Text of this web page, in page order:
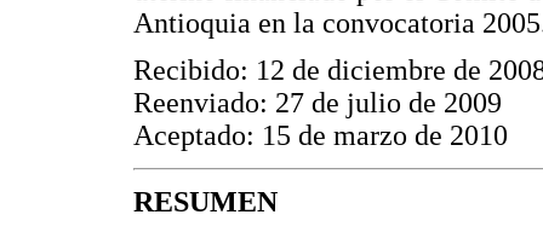
Antioquia en la convocatoria
Recibido: 12 de diciembre de
Reenviado: 27 de julio de 2009
Aceptado: 15 de marzo de 2010
RESUMEN